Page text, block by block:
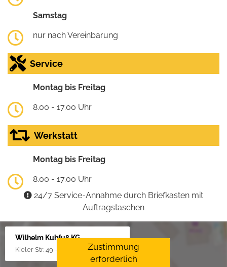
Samstag
nur nach Vereinbarung
Service
Montag bis Freitag
8.00 - 17.00 Uhr
Werkstatt
Montag bis Freitag
8.00 - 17.00 Uhr
24/7 Service-Annahme durch Briefkasten mit
Auftragstaschen
Wilhelm Kuhfuß KG
Kieler Str. 49 - 51, 25451 Quickborn
Zustimmung
erforderlich